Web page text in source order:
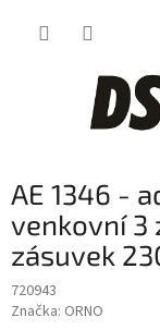
AE 1346 -
venkovní 3
zásuvek
720943
Značka: ORNO